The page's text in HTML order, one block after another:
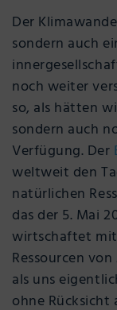
Der
sondern auch
noch weiter
so, als hätten
sondern auch
Verfügung. Der
weltweit den
natürlichen
das der 5. Mai
wirtschaftet
Ressourcen
als uns
ohne Rücksicht